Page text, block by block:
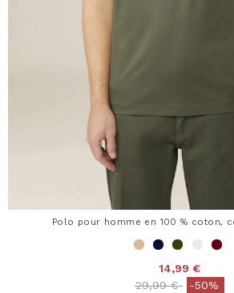
Polo pour homme en 100 % coton,
14,99 €
Price reduced from
29,99 €to-50%